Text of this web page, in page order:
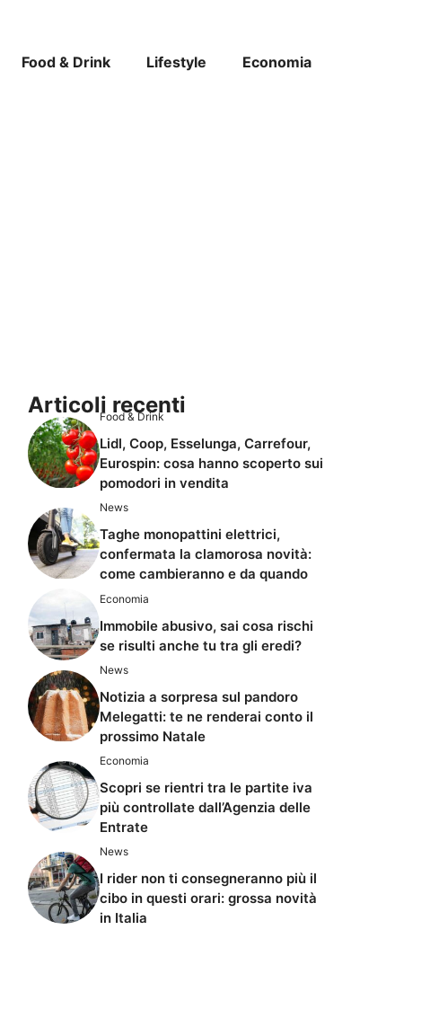
Food & Drink Lifestyle Economia
Articoli recenti
Food & Drink
Lidl, Coop, Esselunga, Carrefour,
Eurospin: cosa hanno scoperto sui
pomodori in vendita
News
Taghe monopattini elettrici,
confermata la clamorosa novità:
come cambieranno e da quando
Economia
Immobile abusivo, sai cosa rischi
se risulti anche tu tra gli eredi?
News
Notizia a sorpresa sul pandoro
Melegatti: te ne renderai conto il
prossimo Natale
Economia
Scopri se rientri tra le partite iva
più controllate dall’Agenzia delle
Entrate
News
I rider non ti consegneranno più il
cibo in questi orari: grossa novità
in Italia